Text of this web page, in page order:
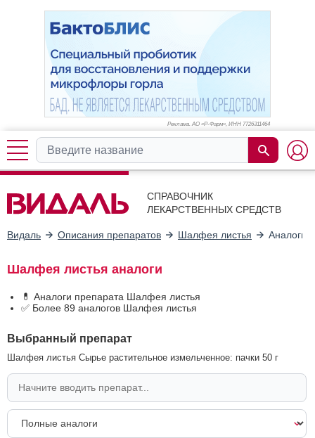
Реклама. АО «Р-Фарм», ИНН 7726311464
СПРАВОЧНИК
ЛЕКАРСТВЕННЫХ СРЕДСТВ
Видаль Описания препаратов Шалфея листья Аналоги
Шалфея листья аналоги
💊 Аналоги препарата Шалфея листья
✅ Более 89 аналогов Шалфея листья
Выбранный препарат
Шалфея листья Сырье растительное измельченное: пачки 50 г